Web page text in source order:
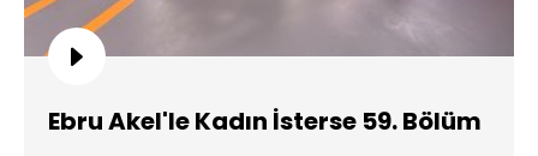
Ebru Akel'le Kadın İsterse 59. Bölüm